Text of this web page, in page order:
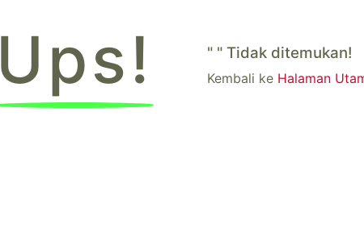
Ups! " " Tidak ditemukan!
Kembali ke Halaman